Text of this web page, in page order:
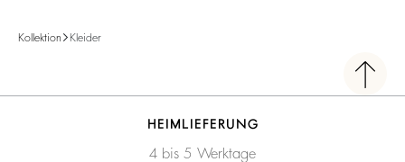
Kollektion Kleider
HEIMLIEFERUNG
4 bis 5 Werktage